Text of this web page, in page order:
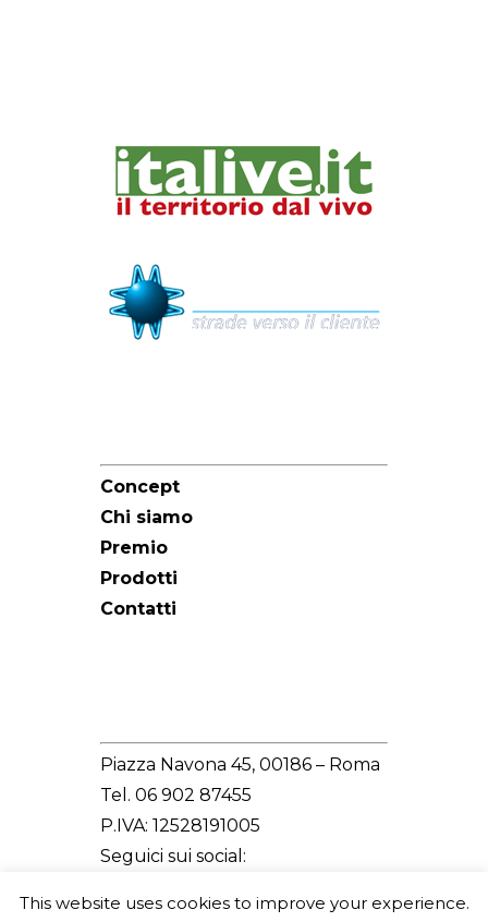
Concept
Chi siamo
Premio
Prodotti
Contatti
Piazza Navona 45, 00186 – Roma
Tel. 06 902 87455
P.IVA: 12528191005
Seguici sui social:
This website uses cookies to improve your experience.